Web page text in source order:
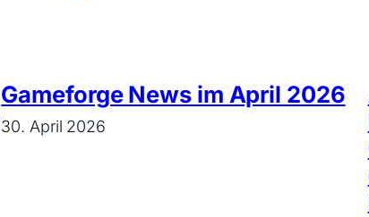
Gameforge News im April 2026
30. April 2026